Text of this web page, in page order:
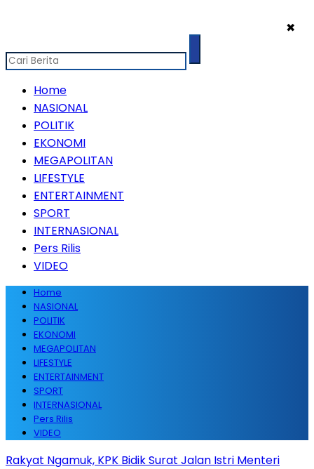
✖
Home
NASIONAL
POLITIK
EKONOMI
MEGAPOLITAN
LIFESTYLE
ENTERTAINMENT
SPORT
INTERNASIONAL
Pers Rilis
VIDEO
Home
NASIONAL
POLITIK
EKONOMI
MEGAPOLITAN
LIFESTYLE
ENTERTAINMENT
SPORT
INTERNASIONAL
Pers Rilis
VIDEO
Rakyat Ngamuk, KPK Bidik Surat Jalan Istri Menteri